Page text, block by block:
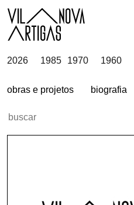
2026 1985 1970 1960
obras e projetos biografia